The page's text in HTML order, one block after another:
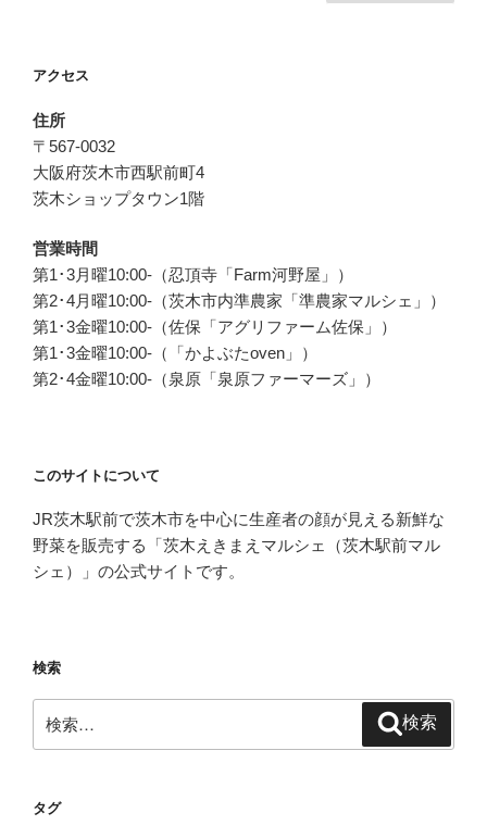
ペ
ジ
送
り
アクセス
住所
〒567-0032
大阪府茨木市西駅前町4
茨木ショップタウン1階
営業時間
第1･3月曜10:00-（忍頂寺「Farm河野屋」）
第2･4月曜10:00-（茨木市内準農家「準農家マルシェ」）
第1･3金曜10:00-（佐保「アグリファーム佐保」）
第1･3金曜10:00-（「かよぶたoven」）
第2･4金曜10:00-（泉原「泉原ファーマーズ」）
このサイトについて
JR茨木駅前で茨木市を中心に生産者の顔が見える新鮮な
野菜を販売する「茨木えきまえマルシェ（茨木駅前マル
シェ）」の公式サイトです。
検索
索:
検索
タグ